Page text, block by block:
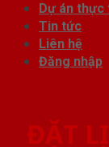
Dự án thực
Tin tức
Liên hệ
Đăng nhập
ĐẶT